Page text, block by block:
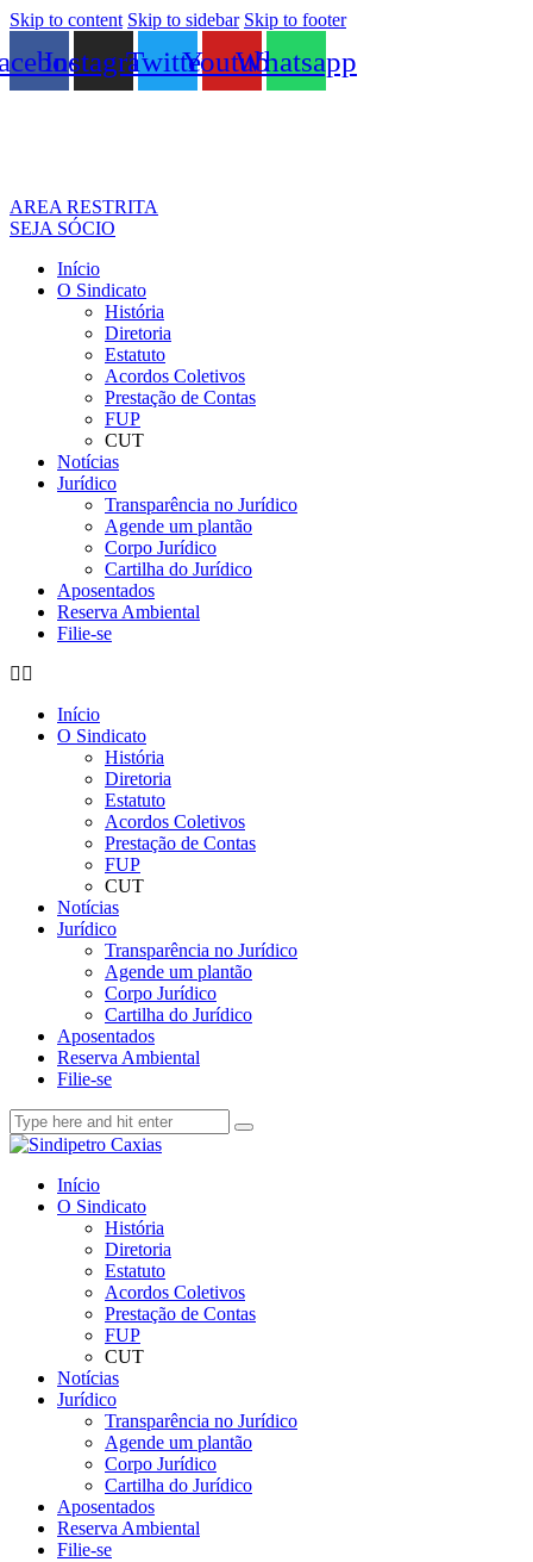
Skip to content Skip to sidebar Skip to footer
InstagramTwitterYoutubeWhatsapp
AREA RESTRITA
SEJA SÓCIO
Início
O Sindicato
História
Diretoria
Estatuto
Acordos Coletivos
Prestação de Contas
FUP
CUT
Notícias
Jurídico
Transparência no Jurídico
Agende um plantão
Corpo Jurídico
Cartilha do Jurídico
Aposentados
Reserva Ambiental
Filie-se
Início
O Sindicato
História
Diretoria
Estatuto
Acordos Coletivos
Prestação de Contas
FUP
CUT
Notícias
Jurídico
Transparência no Jurídico
Agende um plantão
Corpo Jurídico
Cartilha do Jurídico
Aposentados
Reserva Ambiental
Filie-se
Início
O Sindicato
História
Diretoria
Estatuto
Acordos Coletivos
Prestação de Contas
FUP
CUT
Notícias
Jurídico
Transparência no Jurídico
Agende um plantão
Corpo Jurídico
Cartilha do Jurídico
Aposentados
Reserva Ambiental
Filie-se